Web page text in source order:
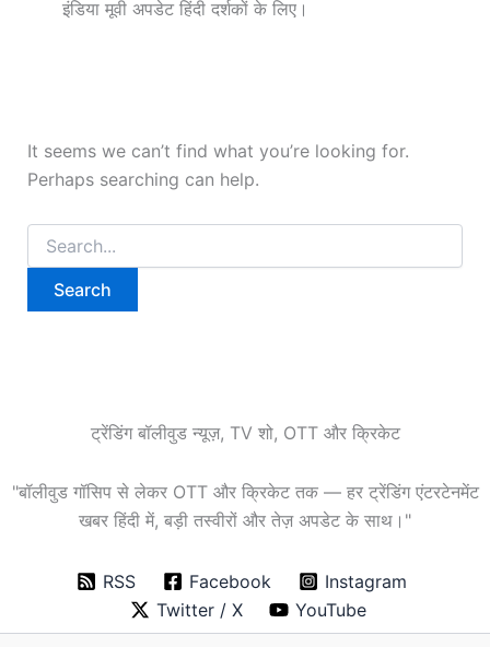
इंडिया मूवी अपडेट हिंदी दर्शकों के लिए।
It seems we can’t find what you’re looking for.
Perhaps searching can help.
Search
for:
ट्रेंडिंग बॉलीवुड न्यूज़, TV शो, OTT और क्रिकेट
"बॉलीवुड गॉसिप से लेकर OTT और क्रिकेट तक — हर ट्रेंडिंग एंटरटेनमेंट
खबर हिंदी में, बड़ी तस्वीरों और तेज़ अपडेट के साथ।"
RSS Facebook
Instagram
Twitter / X
YouTube